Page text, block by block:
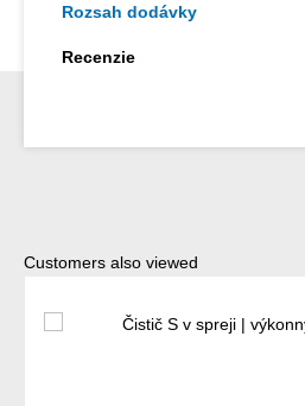
Rozsah dodávky
Recenzie
Preskočiť galériu produktov
Customers also viewed